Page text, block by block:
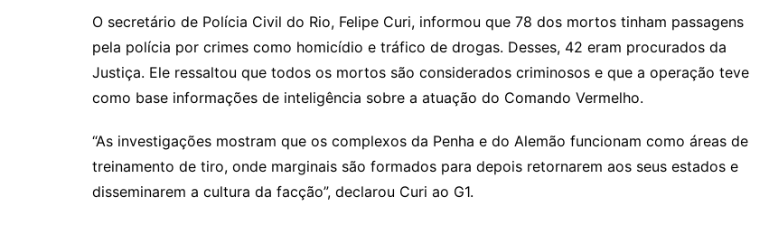
o
o
m
O secretário de Polícia Civil do Rio, Felipe Curi, informou que 78 dos mortos tinham passagens
pela polícia por crimes como homicídio e tráfico de drogas. Desses, 42 eram procurados da
Justiça. Ele ressaltou que todos os mortos são considerados criminosos e que a operação teve
como base informações de inteligência sobre a atuação do Comando Vermelho.
“As investigações mostram que os complexos da Penha e do Alemão funcionam como áreas de
treinamento de tiro, onde marginais são formados para depois retornarem aos seus estados e
disseminarem a cultura da facção”, declarou Curi ao G1.